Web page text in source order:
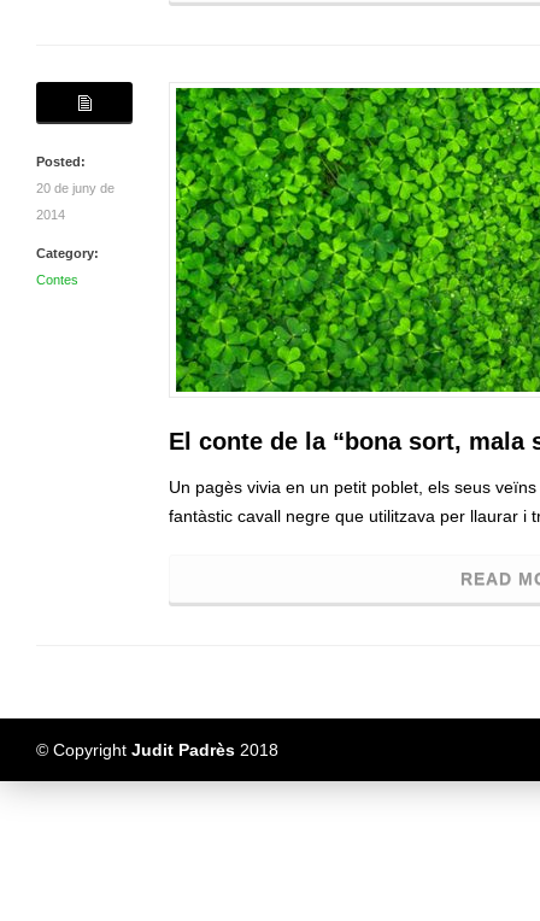
Posted:
20 de juny de
2014
Category:
Contes
El conte de la “bona sort, mala
Un pagès vivia en un petit poblet, els seus
fantàstic cavall negre que utilitzava per llaurar i
READ
© Copyright Judit Padrès 2018